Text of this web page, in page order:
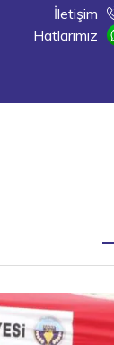
İletişim
Hatlarımız